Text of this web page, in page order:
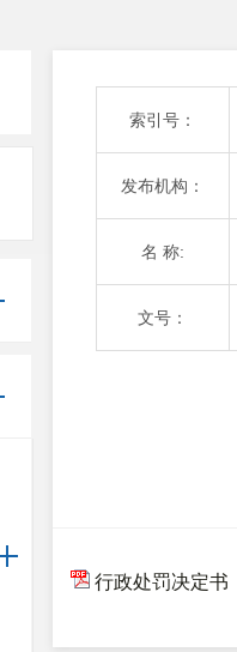
索引号：
发布机构：
名 称:
文号：
行政处罚决定书